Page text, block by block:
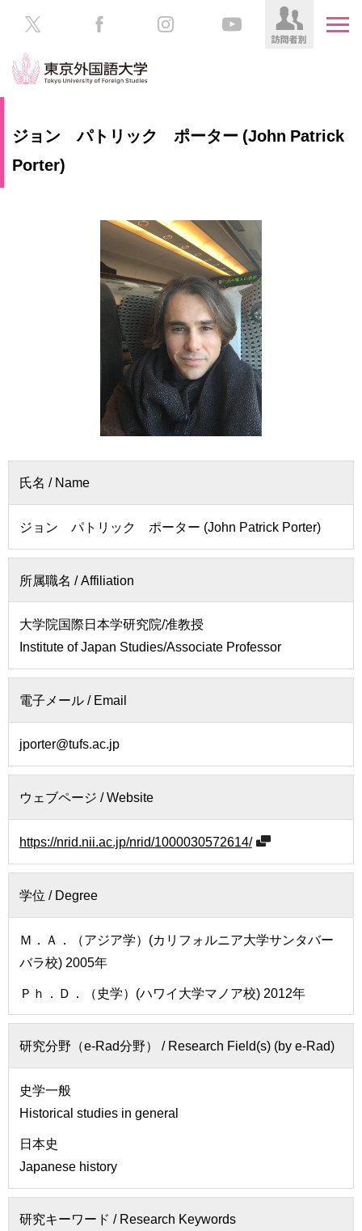
大
情
附
を
す
お
い
合
交
ア
ク
セ
サ
マ
ッ
験
生
業
生
一
地
方
教
員
専
用
ジョン パトリック ポーター (John Patrick
Porter)
氏名 / Name
ジョン パトリック ポーター (John Patrick Porter)
所属職名 / Affiliation
大学院国際日本学研究院/准教授
Institute of Japan Studies/Associate Professor
電子メール / Email
jporter@tufs.ac.jp
ウェブページ / Website
https://nrid.nii.ac.jp/nrid/1000030572614/
学位 /Degree
Ｍ．Ａ．（アジア学）(カリフォルニア大学サンタバー
バラ校) 2005年
Ｐｈ．Ｄ．（史学）(ハワイ大学マノア校) 2012年
研究分野（e-Rad分野） /Research Field(s) (by e-Rad)
史学一般
Historical studies in general
日本史
Japanese history
研究キーワード /Research Keywords